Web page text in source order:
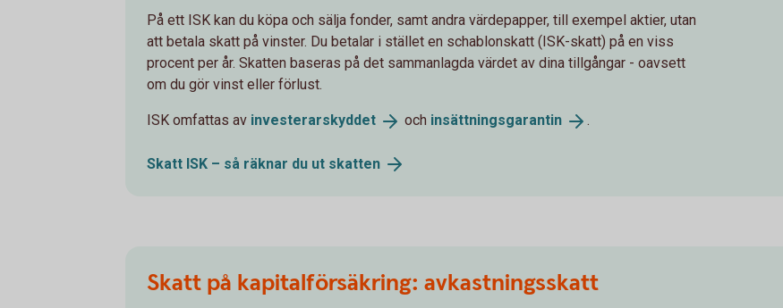
På ett ISK kan du köpa och sälja fonder, samt andra värdepapper, till exempel aktier, utan
att betala skatt på vinster. Du betalar i stället en schablonskatt (ISK-skatt) på en viss
procent per år. Skatten baseras på det sammanlagda värdet av dina tillgångar - oavsett
om du gör vinst eller förlust.
ISK omfattas av investerarskyddet och insättningsgarantin .
Skatt ISK – så räknar du ut skatten
Skatt på kapitalförsäkring: avkastningsskatt